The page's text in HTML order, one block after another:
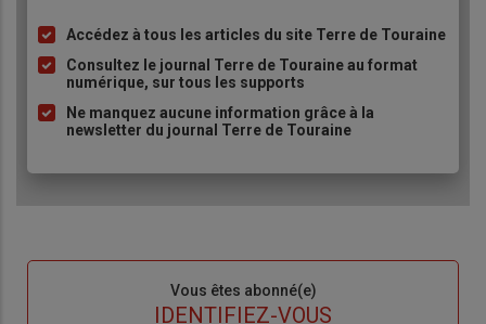
Liste
à
puce
Accédez à tous les articles du site Terre de Touraine
Consultez le journal Terre de Touraine au format
numérique, sur tous les supports
Ne manquez aucune information grâce à la
newsletter du journal Terre de Touraine
Vous êtes abonné(e)
IDENTIFIEZ-VOUS